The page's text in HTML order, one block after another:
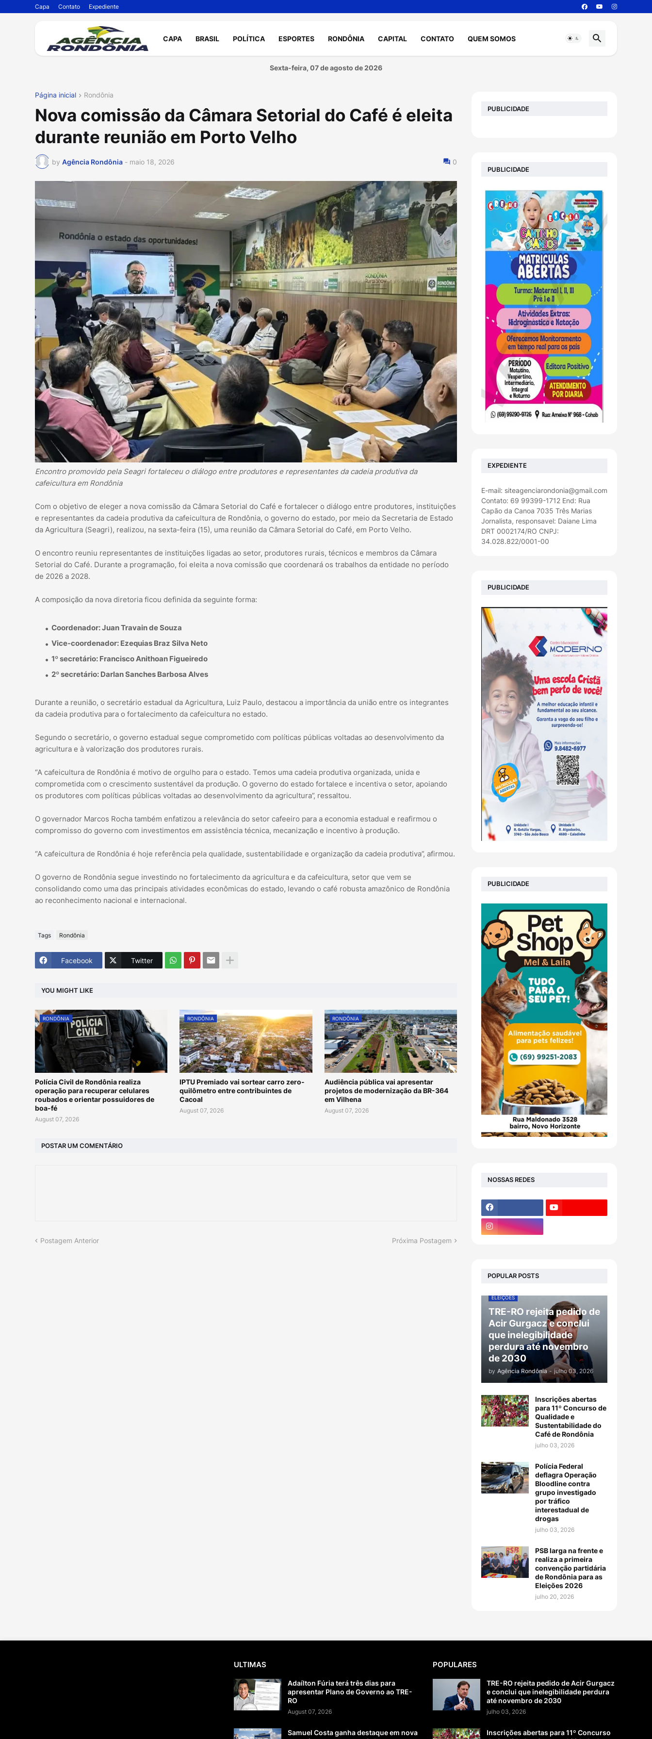
Capa Contato Expediente
CAPA BRASIL POLÍTICA ESPORTES RONDÔNIA CAPITAL CONTATO QUEM SOMOS
Sexta-feira, 07 de agosto de 2026
Página inicial Rondônia
Nova comissão da Câmara Setorial do Café é eleita
durante reunião em Porto Velho
by Agência Rondônia - maio 18, 2026 0
Encontro promovido pela Seagri fortaleceu o diálogo entre produtores e representantes da cadeia produtiva da
cafeicultura em Rondônia
Com o objetivo de eleger a nova comissão da Câmara Setorial do Café e fortalecer o diálogo entre produtores, instituições
e representantes da cadeia produtiva da cafeicultura de Rondônia, o governo do estado, por meio da Secretaria de Estado
da Agricultura (Seagri), realizou, na sexta-feira (15), uma reunião da Câmara Setorial do Café, em Porto Velho.
O encontro reuniu representantes de instituições ligadas ao setor, produtores rurais, técnicos e membros da Câmara
Setorial do Café. Durante a programação, foi eleita a nova comissão que coordenará os trabalhos da entidade no período
de 2026 a 2028.
A composição da nova diretoria ficou definida da seguinte forma:
Coordenador: Juan Travain de Souza
Vice-coordenador: Ezequias Braz Silva Neto
1º secretário: Francisco Anithoan Figueiredo
2º secretário: Darlan Sanches Barbosa Alves
Durante a reunião, o secretário estadual da Agricultura, Luiz Paulo, destacou a importância da união entre os integrantes
da cadeia produtiva para o fortalecimento da cafeicultura no estado.
Segundo o secretário, o governo estadual segue comprometido com políticas públicas voltadas ao desenvolvimento da
agricultura e à valorização dos produtores rurais.
“A cafeicultura de Rondônia é motivo de orgulho para o estado. Temos uma cadeia produtiva organizada, unida e
comprometida com o crescimento sustentável da produção. O governo do estado fortalece e incentiva o setor, apoiando
os produtores com políticas públicas voltadas ao desenvolvimento da agricultura”, ressaltou.
O governador Marcos Rocha também enfatizou a relevância do setor cafeeiro para a economia estadual e reafirmou o
compromisso do governo com investimentos em assistência técnica, mecanização e incentivo à produção.
“A cafeicultura de Rondônia é hoje referência pela qualidade, sustentabilidade e organização da cadeia produtiva”, afirmou.
O governo de Rondônia segue investindo no fortalecimento da agricultura e da cafeicultura, setor que vem se
consolidando como uma das principais atividades econômicas do estado, levando o café robusta amazônico de Rondônia
ao reconhecimento nacional e internacional.
Tags Rondônia
Facebook Twitter
YOU MIGHT LIKE
RONDÔNIA
Polícia Civil de Rondônia realiza
operação para recuperar celulares
roubados e orientar possuidores de
boa-fé
August 07, 2026
RONDÔNIA
IPTU Premiado vai sortear carro zero-
quilômetro entre contribuintes de
Cacoal
August 07, 2026
RONDÔNIA
Audiência pública vai apresentar
projetos de modernização da BR-364
em Vilhena
August 07, 2026
POSTAR UM COMENTÁRIO
Postagem Anterior Próxima Postagem
PUBLICIDADE
PUBLICIDADE
EXPEDIENTE
E-mail: siteagenciarondonia@gmail.com
Contato: 69 99399-1712 End: Rua
Capão da Canoa 7035 Três Marias
Jornalista, responsavel: Daiane Lima
DRT 0002174/RO CNPJ:
34.028.822/0001-00
PUBLICIDADE
PUBLICIDADE
NOSSAS REDES
POPULAR POSTS
ELEIÇÕES
TRE-RO rejeita pedido de
Acir Gurgacz e conclui
que inelegibilidade
perdura até novembro
de 2030
by Agência Rondônia - julho 03, 2026
Inscrições abertas
para 11º Concurso de
Qualidade e
Sustentabilidade do
Café de Rondônia
julho 03, 2026
Polícia Federal
deflagra Operação
Bloodline contra
grupo investigado
por tráfico
interestadual de
drogas
julho 03, 2026
PSB larga na frente e
realiza a primeira
convenção partidária
de Rondônia para as
Eleições 2026
julho 20, 2026
ULTIMAS
Adaílton Fúria terá três dias para
apresentar Plano de Governo ao TRE-
RO
August 07, 2026
Samuel Costa ganha destaque em nova
POPULARES
TRE-RO rejeita pedido de Acir Gurgacz
e conclui que inelegibilidade perdura
até novembro de 2030
julho 03, 2026
Inscrições abertas para 11º Concurso